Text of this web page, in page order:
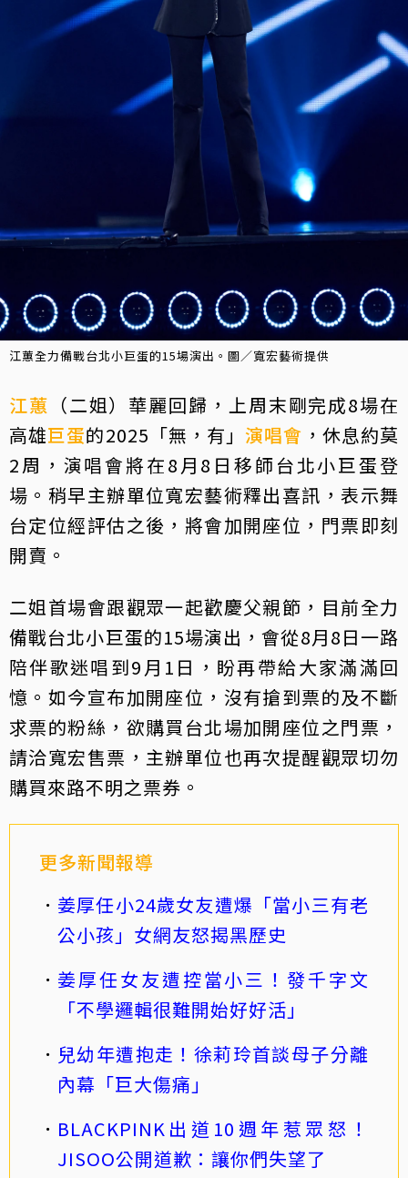
江蕙全力備戰台北小巨蛋的15場演出。圖／寬宏藝術提供
江蕙 （二姐）華麗回歸，上周末剛完成8場在
高雄巨蛋的2025「無，有」演唱會 ，休息約莫
2周，演唱會將在8月8日移師台北小巨蛋登
場。稍早主辦單位寬宏藝術釋出喜訊，表示舞
台定位經評估之後，將會加開座位，門票即刻
開賣。
二姐首場會跟觀眾一起歡慶父親節，目前全力
備戰台北小巨蛋的15場演出，會從8月8日一路
陪伴歌迷唱到9月1日，盼再帶給大家滿滿回
憶。如今宣布加開座位，沒有搶到票的及不斷
求票的粉絲，欲購買台北場加開座位之門票，
請洽寬宏售票，主辦單位也再次提醒觀眾切勿
購買來路不明之票券。
更多新聞報導
姜厚任小24歲女友遭爆「當小三有老
公小孩」女網友怒揭黑歷史
姜厚任女友遭控當小三！發千字文
「不學邏輯很難開始好好活」
兒幼年遭抱走！徐莉玲首談母子分離
內幕「巨大傷痛」
BLACKPINK出道10週年惹眾怒！
JISOO公開道歉：讓你們失望了